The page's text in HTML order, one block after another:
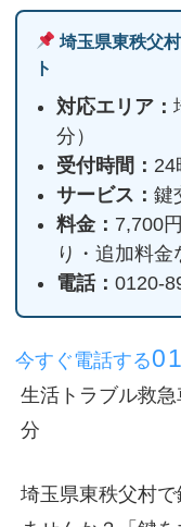
埼玉県東秩父
ト
対応エリア：
分）
受付時間： 24
サービス：鍵
料金： 7,700
り・追加料金
電話：0120-
今すぐ電話する
生活トラブル救
分
埼玉県東秩父村